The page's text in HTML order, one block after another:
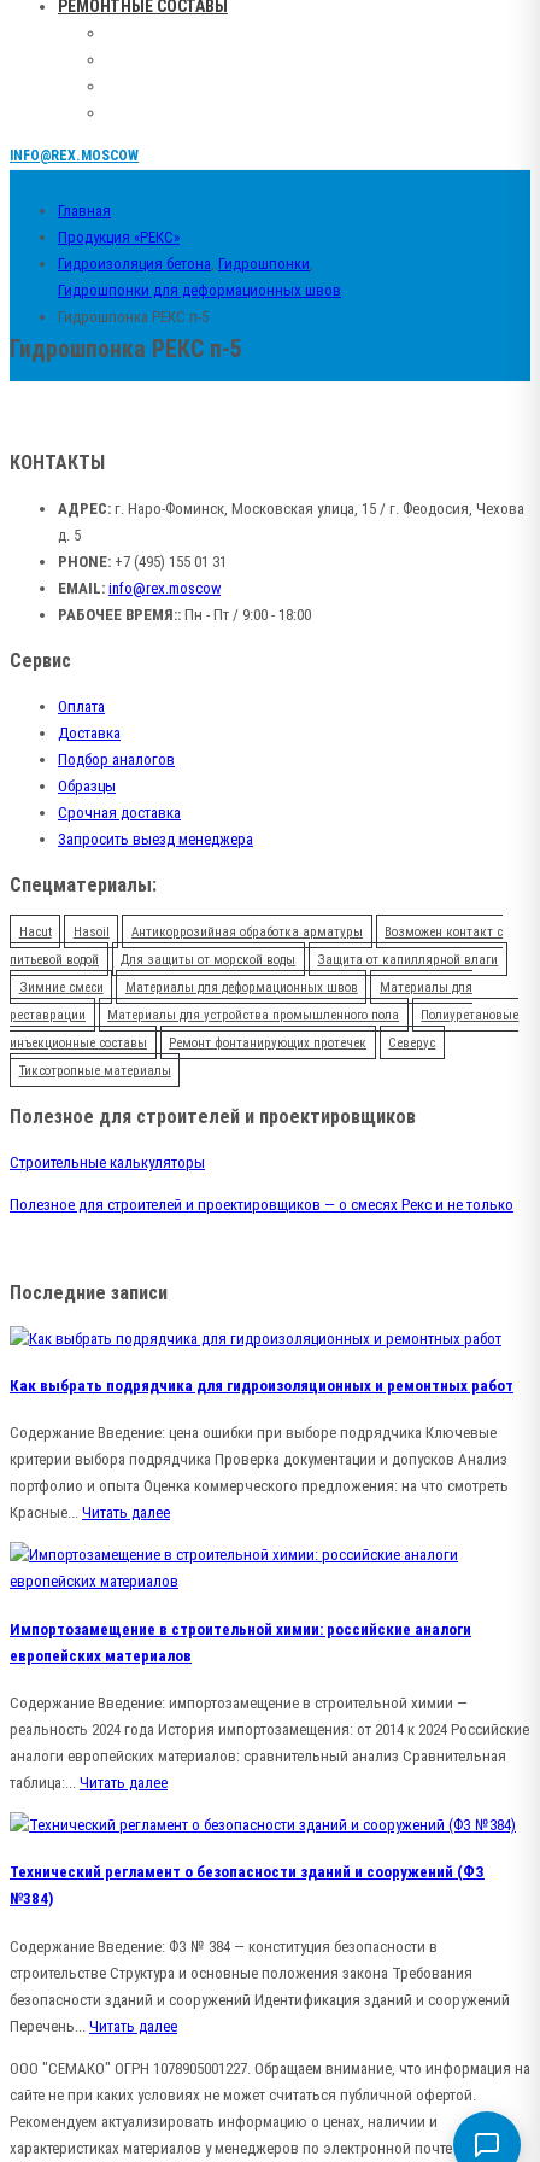
РЕМОНТНЫЕ СОСТАВЫ
INFO@REX.MOSCOW
Главная
Продукция «РЕКС»
Гидроизоляция бетона Гидрошпонки
Гидрошпонки для деформационных швов
Гидрошпонка РЕКС п-5
Гидрошпонка РЕКС п-5
КОНТАКТЫ
АДРЕС: г. Наро-Фоминск, Московская улица, 15 / г. Феодосия, Чехова
д. 5
PHONE: +7 (495) 155 01 31
EMAIL: info@rex.moscow
РАБОЧЕЕ ВРЕМЯ:: Пн - Пт / 9:00 - 18:00
Сервис
Оплата
Доставка
Подбор аналогов
Образцы
Срочная доставка
Запросить выезд менеджера
Спецматериалы:
Hacut Hasoil Антикоррозийная обработка арматуры
Возможен контакт с
питьевой водой
Для защиты от морской воды
Защита от капиллярной влаги
Зимние смеси
Материалы для деформационных швов
Материалы для
реставрации
Материалы для устройства промышленного пола
Полиуретановые
инъекционные составы
Ремонт фонтанирующих протечек
Северус
Тиксотропные материалы
Полезное для строителей и проектировщиков
Строительные калькуляторы
Полезное для строителей и проектировщиков — о смесях Рекс и не только
Последние записи
Как выбрать подрядчика для гидроизоляционных и ремонтных работ
Содержание Введение: цена ошибки при выборе подрядчика Ключевые
критерии выбора подрядчика Проверка документации и допусков Анализ
портфолио и опыта Оценка коммерческого предложения: на что смотреть
Красные... Читать далее
Импортозамещение в строительной химии: российские аналоги
европейских материалов
Содержание Введение: импортозамещение в строительной химии —
реальность 2024 года История импортозамещения: от 2014 к 2024 Российские
аналоги европейских материалов: сравнительный анализ Сравнительная
таблица:... Читать далее
Технический регламент о безопасности зданий и сооружений (ФЗ
№384)
Содержание Введение: ФЗ № 384 — конституция безопасности в
строительстве Структура и основные положения закона Требования
безопасности зданий и сооружений Идентификация зданий и сооружений
Перечень... Читать далее
ООО "СЕМАКО" ОГРН 1078905001227. Обращаем внимание, что информация на
сайте не при каких условиях не может считаться публичной офертой.
Рекомендуем актуализировать информацию о ценах, наличии и
характеристиках материалов у менеджеров по электронной почте